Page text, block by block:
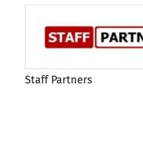
Staff Partners